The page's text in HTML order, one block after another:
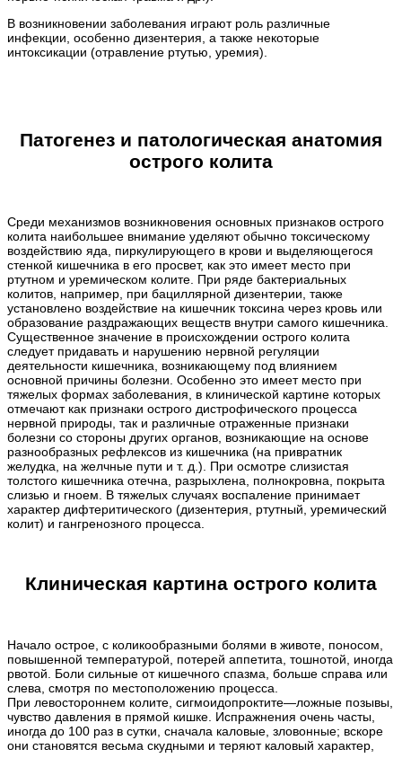
В возникновении заболевания играют роль различные
инфекции, особенно дизентерия, а также некоторые
интоксикации (отравление ртутью, уремия).
Патогенез и патологическая анатомия
острого колита
Среди механизмов возникновения основных признаков острого
колита наибольшее внимание уделяют обычно токсическому
воздействию яда, пиркулирующего в крови и выделяющегося
стенкой кишечника в его просвет, как это имеет место при
ртутном и уремическом колите. При ряде бактериальных
колитов, например, при бациллярной дизентерии, также
установлено воздействие на кишечник токсина через кровь или
образование раздражающих веществ внутри самого кишечника.
Существенное значение в происхождении острого колита
следует придавать и нарушению нервной регуляции
деятельности кишечника, возникающему под влиянием
основной причины болезни. Особенно это имеет место при
тяжелых формах заболевания, в клинической картине которых
отмечают как признаки острого дистрофического процесса
нервной природы, так и различные отраженные признаки
болезни со стороны других органов, возникающие на основе
разнообразных рефлексов из кишечника (на привратник
желудка, на желчные пути и т. д.). При осмотре слизистая
толстого кишечника отечна, разрыхлена, полнокровна, покрыта
слизью и гноем. В тяжелых случаях воспаление принимает
характер дифтеритического (дизентерия, ртутный, уремический
колит) и гангренозного процесса.
Клиническая картина острого колита
Начало острое, с коликообразными болями в животе, поносом,
повышенной температурой, потерей аппетита, тошнотой, иногда
рвотой. Боли сильные от кишечного спазма, больше справа или
слева, смотря по местоположению процесса.
При левостороннем колите, сигмоидопроктите—ложные позывы,
чувство давления в прямой кишке. Испражнения очень часты,
иногда до 100 раз в сутки, сначала каловые, зловонные; вскоре
они становятся весьма скудными и теряют каловый характер,